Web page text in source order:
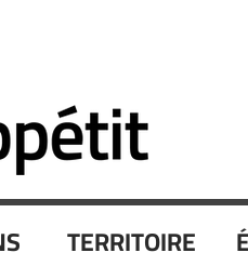
TERRITOIRE